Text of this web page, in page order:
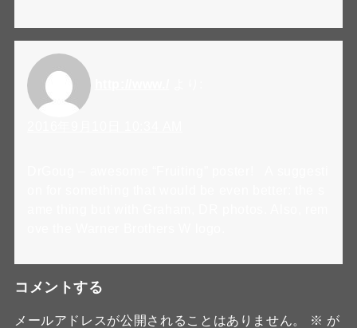
コメントする
メールアドレスが公開されることはありません。 ※ が